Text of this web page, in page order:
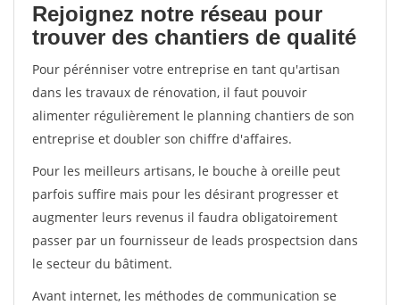
Rejoignez notre réseau pour
trouver des chantiers de qualité
Pour pérénniser votre entreprise en tant qu'artisan
dans les travaux de rénovation, il faut pouvoir
alimenter régulièrement le planning chantiers de son
entreprise et doubler son chiffre d'affaires.
Pour les meilleurs artisans, le bouche à oreille peut
parfois suffire mais pour les désirant progresser et
augmenter leurs revenus il faudra obligatoirement
passer par un fournisseur de leads prospectsion dans
le secteur du bâtiment.
Avant internet, les méthodes de communication se